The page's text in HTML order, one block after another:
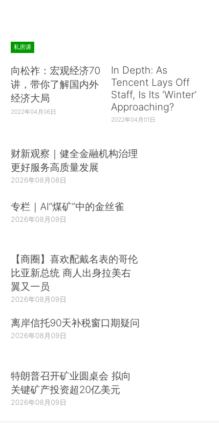
私房课
向松祚：宏观经济70
讲，带你了解国内外
经济大局
2022年04月06日
In Depth: As
Tencent Lays Off
Staff, Is Its ‘Winter’
Approaching?
2022年04月01日
财新观察｜健全金融机构治理
更好服务高质量发展
2026年08月08日
专栏｜AI“煤矿”中的金丝雀
2026年08月09日
【商圈】喜欢配戴名表的哥伦
比亚新总统 商人出身拉美右
翼又一员
2026年08月09日
离岸信托90天补税窗口期疑问
2026年08月09日
特朗普召开矿业圆桌会 拟向
关键矿产投资超20亿美元
2026年08月09日